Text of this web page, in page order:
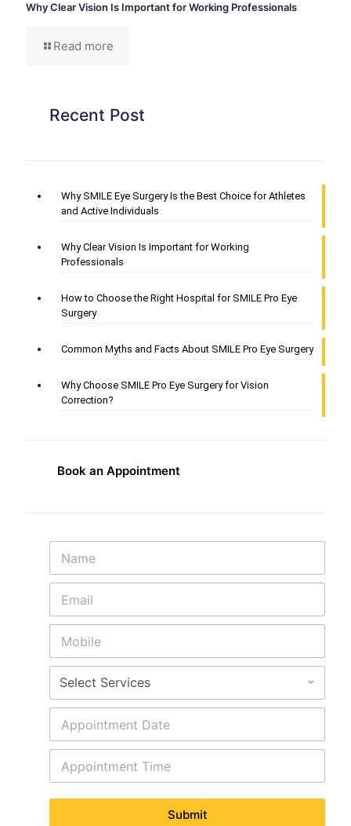
Why Clear Vision Is Important for Working Professionals
Read more
Recent Post
Why SMILE Eye Surgery Is the Best Choice for Athletes
and Active Individuals
Why Clear Vision Is Important for Working
Professionals
How to Choose the Right Hospital for SMILE Pro Eye
Surgery
Common Myths and Facts About SMILE Pro Eye Surgery
Why Choose SMILE Pro Eye Surgery for Vision
Correction?
Book an Appointment
Submit